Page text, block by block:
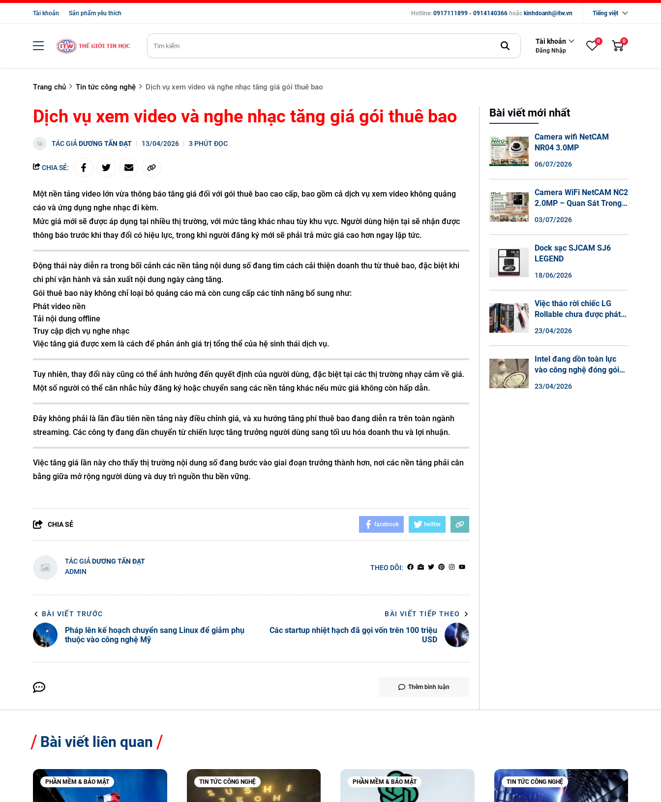
Tài khoản Sản phẩm yêu thích Hotline: 0917111899 - 0914140366 hoặc kinhdoanh@itw.vn Tiếng việt
Tài khoản
Đăng Nhập
0 0
Trang chủ Tin tức công nghệ Dịch vụ xem video và nghe nhạc tăng giá gói thuê bao
Dịch vụ xem video và nghe nhạc tăng giá gói thuê bao
TÁC GIẢDƯƠNG TẤN ĐẠT 13/04/2026 3 PHÚT ĐỌC
CHIA SẺ:
Một nền tảng video lớn vừa thông báo tăng giá đối với gói thuê bao cao cấp, bao gồm cả dịch vụ xem video không quảng
cáo và ứng dụng nghe nhạc đi kèm.
Mức giá mới sẽ được áp dụng tại nhiều thị trường, với mức tăng khác nhau tùy khu vực. Người dùng hiện tại sẽ nhận được
thông báo trước khi thay đổi có hiệu lực, trong khi người đăng ký mới sẽ phải trả mức giá cao hơn ngay lập tức.
Động thái này diễn ra trong bối cảnh các nền tảng nội dung số đang tìm cách cải thiện doanh thu từ thuê bao, đặc biệt khi
chi phí vận hành và sản xuất nội dung ngày càng tăng.
Gói thuê bao này không chỉ loại bỏ quảng cáo mà còn cung cấp các tính năng bổ sung như:
Phát video nền
Tải nội dung offline
Truy cập dịch vụ nghe nhạc
Việc tăng giá được xem là cách để phản ánh giá trị tổng thể của hệ sinh thái dịch vụ.
Tuy nhiên, thay đổi này cũng có thể ảnh hưởng đến quyết định của người dùng, đặc biệt tại các thị trường nhạy cảm về giá.
Một số người có thể cân nhắc hủy đăng ký hoặc chuyển sang các nền tảng khác nếu mức giá không còn hấp dẫn.
Đây không phải là lần đầu tiên nền tảng này điều chỉnh giá, và xu hướng tăng phí thuê bao đang diễn ra trên toàn ngành
streaming. Các công ty đang dần chuyển từ chiến lược tăng trưởng người dùng sang tối ưu hóa doanh thu và lợi nhuận.
Việc tăng giá lần này cho thấy thị trường nội dung số đang bước vào giai đoạn trưởng thành hơn, nơi các nền tảng phải cân
bằng giữa mở rộng người dùng và duy trì nguồn thu bền vững.
CHIA SẺ facebook twitter
TÁC GIẢDƯƠNG TẤN ĐẠT
ADMIN
THEO DÕI:
BÀI VIẾT TRƯỚC
Pháp lên kế hoạch chuyển sang Linux để giảm phụ
thuộc vào công nghệ Mỹ
BÀI VIẾT TIẾP THEO
Các startup nhiệt hạch đã gọi vốn trên 100 triệu
USD
Thêm bình luận
Bài viết mới nhất
Camera wifi NetCAM
NR04 3.0MP
06/07/2026
Camera WiFi NetCAM NC2
2.0MP – Quan Sát Trong
Màu Ban Đêm, Đàm Thoại
2 Chiều
03/07/2026
Dock sạc SJCAM SJ6
LEGEND
18/06/2026
Việc tháo rời chiếc LG
Rollable chưa được phát
sao điện thoại màn hình
cuộn không phải là một xu
hướng.
23/04/2026
Intel đang dồn toàn lực
vào công nghệ đóng gói
23/04/2026
Bài viết liên quan
PHẦN MỀM & BẢO MẬT TIN TỨC CÔNG NGHỆ PHẦN MỀM & BẢO MẬT TIN TỨC CÔNG NGHỆ